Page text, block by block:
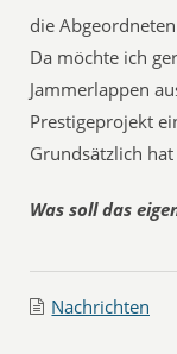
die
Da möchte ich
Jammerlappen
Prestigeprojekt
Grundsätzlich
Was soll das
Nachrichten